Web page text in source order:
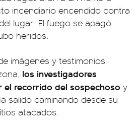
incendiario encendido contra
lugar. El fuego se apagó
heridos.
imágenes y testimonios
los investigadores
el recorrido del sospechoso y
salido caminando desde su
atacados.